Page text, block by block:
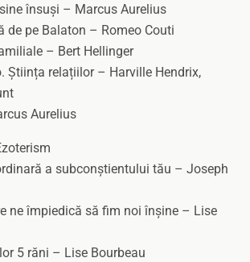
însuși – Marcus Aurelius
de pe Balaton – Romeo Couti
– Bert Hellinger
Știința relațiilor – Harville Hendrix,
Aurelius
a subconștientului tău – Joseph
ne împiedică să fim noi înșine – Lise
5 răni – Lise Bourbeau